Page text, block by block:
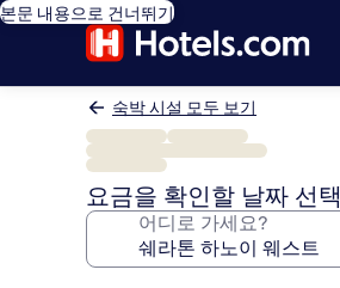
본문 내용으로 건너뛰기
숙박 시설 모두 보기
요금을 확인할 날짜 선택
어디로 가세요?